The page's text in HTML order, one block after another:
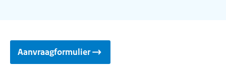
Aanvraagformulier